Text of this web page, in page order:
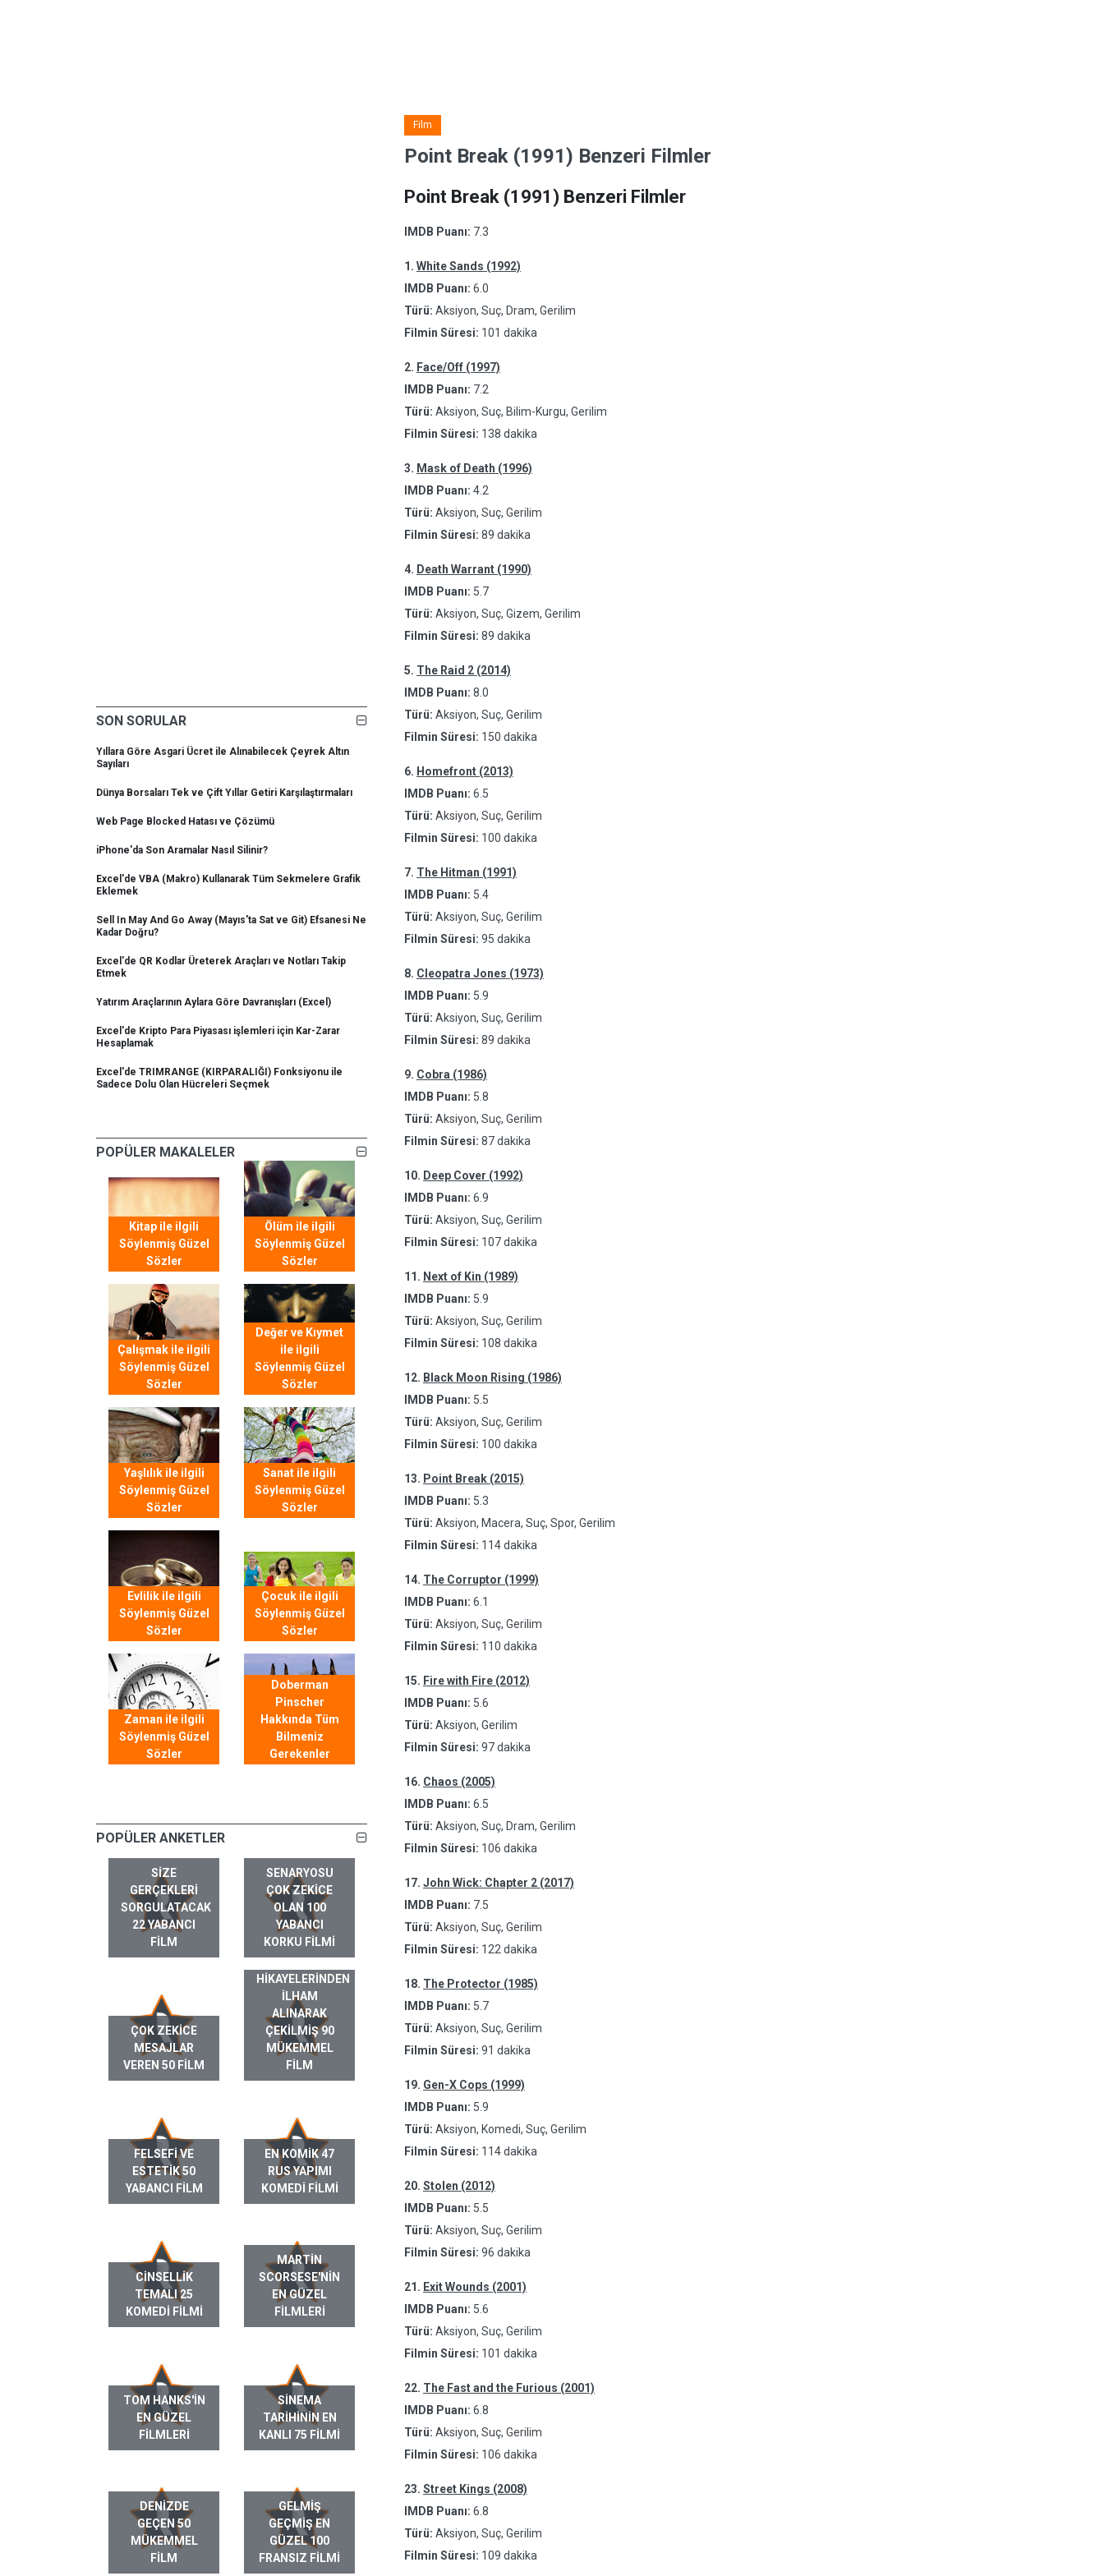
SON SORULAR
Yıllara Göre Asgari Ücret ile Alınabilecek Çeyrek Altın
Sayıları
Dünya Borsaları Tek ve Çift Yıllar Getiri Karşılaştırmaları
Web Page Blocked Hatası ve Çözümü
iPhone'da Son Aramalar Nasıl Silinir?
Excel'de VBA (Makro) Kullanarak Tüm Sekmelere Grafik
Eklemek
Sell In May And Go Away (Mayıs'ta Sat ve Git) Efsanesi Ne
Kadar Doğru?
Excel'de QR Kodlar Üreterek Araçları ve Notları Takip
Etmek
Yatırım Araçlarının Aylara Göre Davranışları (Excel)
Excel'de Kripto Para Piyasası işlemleri için Kar-Zarar
Hesaplamak
Excel'de TRIMRANGE (KIRPARALIĞI) Fonksiyonu ile
Sadece Dolu Olan Hücreleri Seçmek
POPÜLER MAKALELER
Kitap ile ilgili
Söylenmiş Güzel
Sözler
Ölüm ile ilgili
Söylenmiş Güzel
Sözler
Çalışmak ile ilgili
Söylenmiş Güzel
Sözler
Değer ve Kıymet
ile ilgili
Söylenmiş Güzel
Sözler
Yaşlılık ile ilgili
Söylenmiş Güzel
Sözler
Sanat ile ilgili
Söylenmiş Güzel
Sözler
Evlilik ile ilgili
Söylenmiş Güzel
Sözler
Çocuk ile ilgili
Söylenmiş Güzel
Sözler
Zaman ile ilgili
Söylenmiş Güzel
Sözler
Doberman
Pinscher
Hakkında Tüm
Bilmeniz
Gerekenler
POPÜLER ANKETLER
SIZE
GERÇEKLERI
SORGULATACAK
22 YABANCI
FILM
SENARYOSU
ÇOK ZEKICE
OLAN 100
YABANCI
KORKU FILMI
ÇOK ZEKICE
MESAJLAR
VEREN 50 FILM
GERÇEK HAYAT
HIKAYELERINDEN
ILHAM
ALINARAK
ÇEKILMIŞ 90
MÜKEMMEL
FILM
FELSEFI VE
ESTETIK 50
YABANCI FILM
EN KOMIK 47
RUS YAPIMI
KOMEDI FILMI
CINSELLIK
TEMALI 25
KOMEDI FILMI
MARTIN
SCORSESE'NIN
EN GÜZEL
FILMLERI
TOM HANKS'IN
EN GÜZEL
FILMLERI
SINEMA
TARIHININ EN
KANLI 75 FILMI
DENIZDE
GEÇEN 50
MÜKEMMEL
FILM
GELMIŞ
GEÇMIŞ EN
GÜZEL 100
FRANSIZ FILMI
Film
Point Break (1991) Benzeri Filmler
Point Break (1991) Benzeri Filmler
IMDB Puanı: 7.3
1. White Sands (1992)
IMDB Puanı: 6.0
Türü: Aksiyon, Suç, Dram, Gerilim
Filmin Süresi: 101 dakika
2. Face/Off (1997)
IMDB Puanı: 7.2
Türü: Aksiyon, Suç, Bilim-Kurgu, Gerilim
Filmin Süresi: 138 dakika
3. Mask of Death (1996)
IMDB Puanı: 4.2
Türü: Aksiyon, Suç, Gerilim
Filmin Süresi: 89 dakika
4. Death Warrant (1990)
IMDB Puanı: 5.7
Türü: Aksiyon, Suç, Gizem, Gerilim
Filmin Süresi: 89 dakika
5. The Raid 2 (2014)
IMDB Puanı: 8.0
Türü: Aksiyon, Suç, Gerilim
Filmin Süresi: 150 dakika
6. Homefront (2013)
IMDB Puanı: 6.5
Türü: Aksiyon, Suç, Gerilim
Filmin Süresi: 100 dakika
7. The Hitman (1991)
IMDB Puanı: 5.4
Türü: Aksiyon, Suç, Gerilim
Filmin Süresi: 95 dakika
8. Cleopatra Jones (1973)
IMDB Puanı: 5.9
Türü: Aksiyon, Suç, Gerilim
Filmin Süresi: 89 dakika
9. Cobra (1986)
IMDB Puanı: 5.8
Türü: Aksiyon, Suç, Gerilim
Filmin Süresi: 87 dakika
10. Deep Cover (1992)
IMDB Puanı: 6.9
Türü: Aksiyon, Suç, Gerilim
Filmin Süresi: 107 dakika
11. Next of Kin (1989)
IMDB Puanı: 5.9
Türü: Aksiyon, Suç, Gerilim
Filmin Süresi: 108 dakika
12. Black Moon Rising (1986)
IMDB Puanı: 5.5
Türü: Aksiyon, Suç, Gerilim
Filmin Süresi: 100 dakika
13. Point Break (2015)
IMDB Puanı: 5.3
Türü: Aksiyon, Macera, Suç, Spor, Gerilim
Filmin Süresi: 114 dakika
14. The Corruptor (1999)
IMDB Puanı: 6.1
Türü: Aksiyon, Suç, Gerilim
Filmin Süresi: 110 dakika
15. Fire with Fire (2012)
IMDB Puanı: 5.6
Türü: Aksiyon, Gerilim
Filmin Süresi: 97 dakika
16. Chaos (2005)
IMDB Puanı: 6.5
Türü: Aksiyon, Suç, Dram, Gerilim
Filmin Süresi: 106 dakika
17. John Wick: Chapter 2 (2017)
IMDB Puanı: 7.5
Türü: Aksiyon, Suç, Gerilim
Filmin Süresi: 122 dakika
18. The Protector (1985)
IMDB Puanı: 5.7
Türü: Aksiyon, Suç, Gerilim
Filmin Süresi: 91 dakika
19. Gen-X Cops (1999)
IMDB Puanı: 5.9
Türü: Aksiyon, Komedi, Suç, Gerilim
Filmin Süresi: 114 dakika
20. Stolen (2012)
IMDB Puanı: 5.5
Türü: Aksiyon, Suç, Gerilim
Filmin Süresi: 96 dakika
21. Exit Wounds (2001)
IMDB Puanı: 5.6
Türü: Aksiyon, Suç, Gerilim
Filmin Süresi: 101 dakika
22. The Fast and the Furious (2001)
IMDB Puanı: 6.8
Türü: Aksiyon, Suç, Gerilim
Filmin Süresi: 106 dakika
23. Street Kings (2008)
IMDB Puanı: 6.8
Türü: Aksiyon, Suç, Gerilim
Filmin Süresi: 109 dakika